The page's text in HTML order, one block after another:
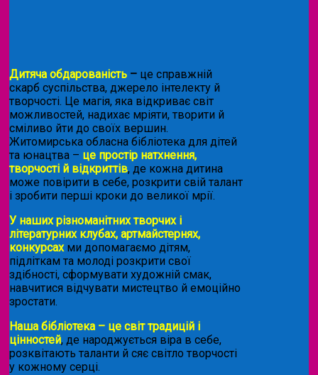
Дитяча обдарованість – це справжній
скарб суспільства, джерело інтелекту й
творчості. Це магія, яка відкриває світ
можливостей, надихає мріяти, творити й
сміливо йти до своїх вершин.
Житомирська обласна бібліотека для дітей
та юнацтва – це простір натхнення,
творчості й відкриттів, де кожна дитина
може повірити в себе, розкрити свій талант
і зробити перші кроки до великої мрії.
У наших різноманітних творчих і
літературних клубах, артмайстернях,
конкурсахми допомагаємо дітям,
підліткам та молоді розкрити свої
здібності, сформувати художній смак,
навчитися відчувати мистецтво й емоційно
зростати.
Наша бібліотека – це світ традицій і
цінностей, де народжується віра в себе,
розквітають таланти й сяє світло творчості
у кожному серці.